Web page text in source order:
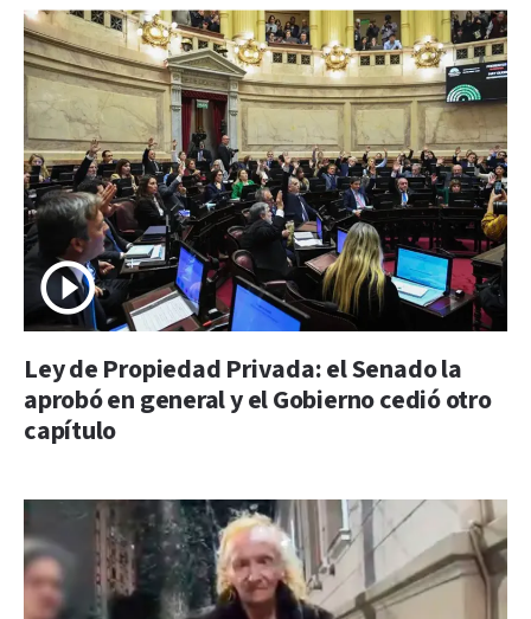
Ley de Propiedad Privada: el Senado la
aprobó en general y el Gobierno cedió otro
capítulo